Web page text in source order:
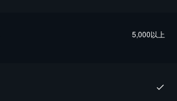
5,000以上